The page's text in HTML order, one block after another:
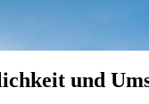
und